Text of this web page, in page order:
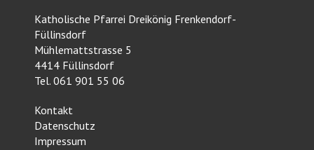
Katholische Pfarrei Dreikönig Frenkendorf-
Füllinsdorf
Mühlemattstrasse 5
4414 Füllinsdorf
Tel. 061 901 55 06
Kontakt
Datenschutz
Impressum